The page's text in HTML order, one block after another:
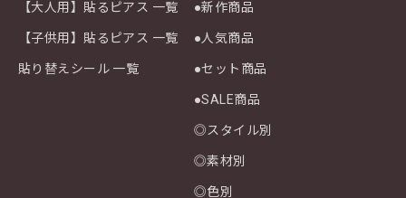
【大人用】貼るピアス 一覧
【子供用】貼るピアス 一覧
貼り替えシール 一覧
●新作商品
●人気商品
●セット商品
●SALE商品
◎スタイル別
◎素材別
◎色別